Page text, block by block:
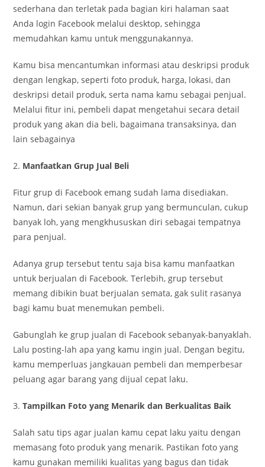
sederhana dan terletak pada bagian kiri halaman saat
Anda login Facebook melalui desktop, sehingga
memudahkan kamu untuk menggunakannya.
Kamu bisa mencantumkan informasi atau deskripsi produk
dengan lengkap, seperti foto produk, harga, lokasi, dan
deskripsi detail produk, serta nama kamu sebagai penjual.
Melalui fitur ini, pembeli dapat mengetahui secara detail
produk yang akan dia beli, bagaimana transaksinya, dan
lain sebagainya
2. Manfaatkan Grup Jual Beli
Fitur grup di Facebook emang sudah lama disediakan.
Namun, dari sekian banyak grup yang bermunculan, cukup
banyak loh, yang mengkhususkan diri sebagai tempatnya
para penjual.
Adanya grup tersebut tentu saja bisa kamu manfaatkan
untuk berjualan di Facebook. Terlebih, grup tersebut
memang dibikin buat berjualan semata, gak sulit rasanya
bagi kamu buat menemukan pembeli.
Gabunglah ke grup jualan di Facebook sebanyak-banyaklah.
Lalu posting-lah apa yang kamu ingin jual. Dengan begitu,
kamu memperluas jangkauan pembeli dan memperbesar
peluang agar barang yang dijual cepat laku.
3.Tampilkan Foto yang Menarik dan Berkualitas Baik
Salah satu tips agar jualan kamu cepat laku yaitu dengan
memasang foto produk yang menarik. Pastikan foto yang
kamu gunakan memiliki kualitas yang bagus dan tidak